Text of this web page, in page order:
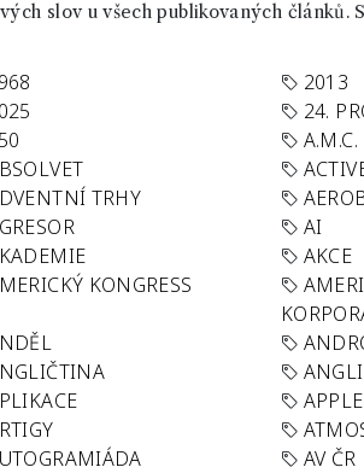
slov u všech publikovaných
2013
24.
A.M.C.
TRHY
AI
AKCE
KONGRESS
APPLE
AV ČR